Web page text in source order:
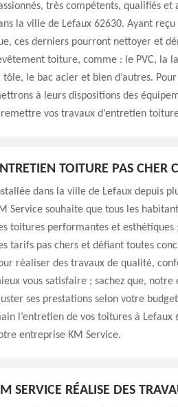
très compétents, qualifiés
la ville de Lefaux 62630. Ayant
ces derniers pourront nettoyer et
toiture, comme : le PVC, la
tôle, le bac acier et bien d’autres.
à leurs dispositions des
vos travaux d’entretien
TOITURE PAS CHER
dans la ville de Lefaux depuis
Service souhaite que tous les
toitures performantes et esthétiques
tarifs pas chers et défiant toutes
réaliser des travaux de qualité,
vous satisfaire ; sachez que,
ses prestations selon votre
l’entretien de vos toitures à Lefaux
entreprise KM Service.
SERVICE RÉALISE DES